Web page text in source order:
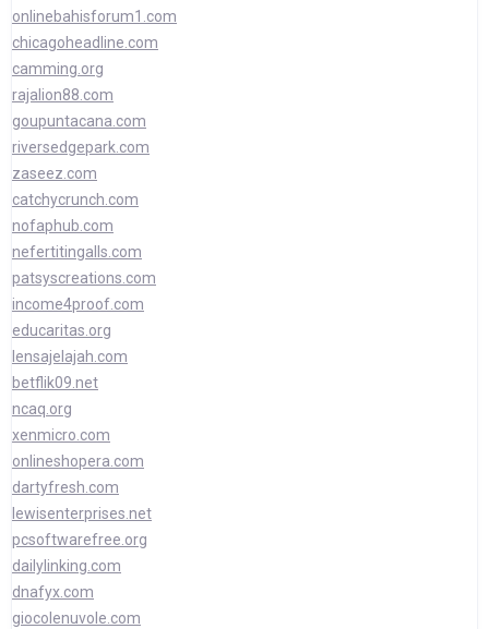
onlinebahisforum1.com
chicagoheadline.com
camming.org
rajalion88.com
goupuntacana.com
riversedgepark.com
zaseez.com
catchycrunch.com
nofaphub.com
nefertitingalls.com
patsyscreations.com
income4proof.com
educaritas.org
lensajelajah.com
betflik09.net
ncaq.org
xenmicro.com
onlineshopera.com
dartyfresh.com
lewisenterprises.net
pcsoftwarefree.org
dailylinking.com
dnafyx.com
giocolenuvole.com